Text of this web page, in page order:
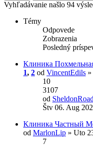
Vyhľadávanie našlo 94
Témy
Odpovede
Zobrazenia
Posledný
Клиника
1, 2 od VincentEdils
10
3107
od
Štv 06. Aug
Клиника Частный
od MarlonLip » Uto
7